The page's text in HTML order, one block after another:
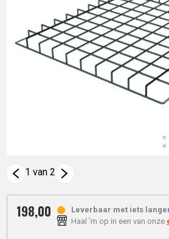
1 van 2
198,00
Leverbaar met iets
Haal 'm op in een van onze